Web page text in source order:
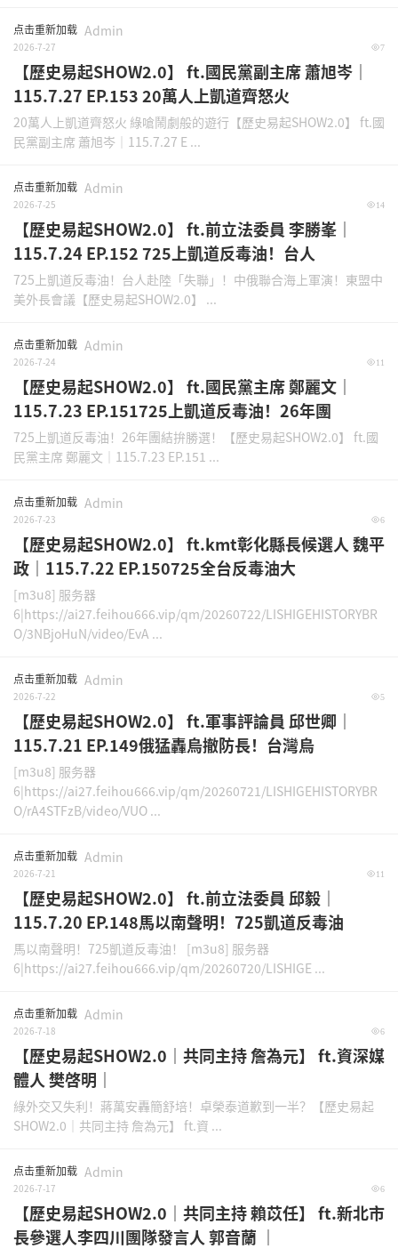
点击重新加载 Admin
2026-7-27 7
【歷史易起SHOW2.0】 ft.國民黨副主席 蕭旭岑｜
115.7.27 EP.153 20萬人上凱道齊怒火
20萬人上凱道齊怒火 綠嗆鬧劇般的遊行【歷史易起SHOW2.0】 ft.國
民黨副主席 蕭旭岑｜115.7.27 E ...
点击重新加载 Admin
2026-7-25 14
【歷史易起SHOW2.0】 ft.前立法委員 李勝峯｜
115.7.24 EP.152 725上凱道反毒油！台人
725上凱道反毒油！台人赴陸「失聯」！中俄聯合海上軍演！東盟中
美外長會議【歷史易起SHOW2.0】 ...
点击重新加载 Admin
2026-7-24 11
【歷史易起SHOW2.0】 ft.國民黨主席 鄭麗文｜
115.7.23 EP.151725上凱道反毒油！26年團
725上凱道反毒油！26年團結拚勝選！【歷史易起SHOW2.0】 ft.國
民黨主席 鄭麗文｜115.7.23 EP.151 ...
点击重新加载 Admin
2026-7-23 6
【歷史易起SHOW2.0】 ft.kmt彰化縣長候選人 魏平
政｜115.7.22 EP.150725全台反毒油大
[m3u8] 服务器
6|https://ai27.feihou666.vip/qm/20260722/LISHIGEHISTORYBR
O/3NBjoHuN/video/EvA ...
点击重新加载 Admin
2026-7-22 5
【歷史易起SHOW2.0】 ft.軍事評論員 邱世卿｜
115.7.21 EP.149俄猛轟烏撤防長！台灣烏
[m3u8] 服务器
6|https://ai27.feihou666.vip/qm/20260721/LISHIGEHISTORYBR
O/rA4STFzB/video/VUO ...
点击重新加载 Admin
2026-7-21 11
【歷史易起SHOW2.0】 ft.前立法委員 邱毅｜
115.7.20 EP.148馬以南聲明！725凱道反毒油
馬以南聲明！725凱道反毒油！ [m3u8] 服务器
6|https://ai27.feihou666.vip/qm/20260720/LISHIGE ...
点击重新加载 Admin
2026-7-18 6
【歷史易起SHOW2.0｜共同主持 詹為元】 ft.資深媒
體人 樊啓明｜
綠外交又失利！蔣萬安轟簡舒培！卓榮泰道歉到一半？【歷史易起
SHOW2.0｜共同主持 詹為元】 ft.資 ...
点击重新加载 Admin
2026-7-17 6
【歷史易起SHOW2.0｜共同主持 賴苡任】 ft.新北市
長參選人李四川團隊發言人 郭音蘭 ｜